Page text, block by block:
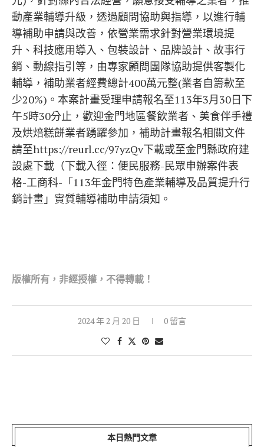
動產業輔導升級，透過顧問協助與指導，以進行輔
導補助申請與改善，依營業需求針對營業環境提
升、科技應用導入、包裝設計、品牌設計、故事行
銷、動線指引等，由專家顧問團隊協助提供客製化
輔導，補助業者經費總計400萬元整(業者自籌款至
少20%)。本案計畫受理申請報名至113年3月30日下
午5時30分止，歡迎金門地區餐飲業者、美食伴手禮
及烘焙糕餅業者踴躍參加，補助計畫報名相關文件
請至https://reurl.cc/97yzQv下載或至金門縣政府建
設處下載（下載入徑：便民服務-民眾申辦案件表
格-工商科-「113年金門特色產業輔導及品質提升行
銷計畫」實質輔導補助申請須知。
版權所有，非經授權，不得轉載！
2024 年 2 月 20 日 0 留言
本日熱門文章